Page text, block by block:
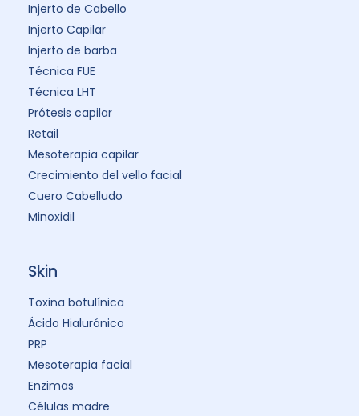
Injerto de Cabello
Injerto Capilar
Injerto de barba
Técnica FUE
Técnica LHT
Prótesis capilar
Retail
Mesoterapia capilar
Crecimiento del vello facial
Cuero Cabelludo
Minoxidil
Skin
Toxina botulínica
Ácido Hialurónico
PRP
Mesoterapia facial
Enzimas
Células madre